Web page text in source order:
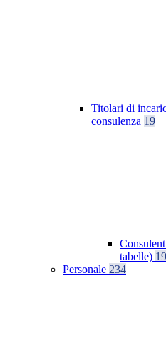
Titolari di
consulenza 19
tabelle) 19
Personale 234